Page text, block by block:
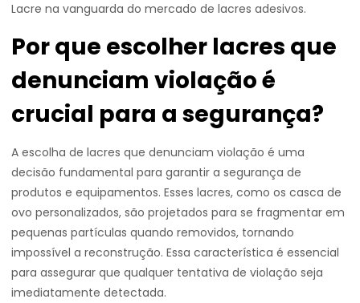
Lacre na vanguarda do mercado de lacres adesivos.
Por que escolher lacres que
denunciam violação é
crucial para a segurança?
A escolha de lacres que denunciam violação é uma
decisão fundamental para garantir a segurança de
produtos e equipamentos. Esses lacres, como os casca de
ovo personalizados, são projetados para se fragmentar em
pequenas partículas quando removidos, tornando
impossível a reconstrução. Essa característica é essencial
para assegurar que qualquer tentativa de violação seja
imediatamente detectada.